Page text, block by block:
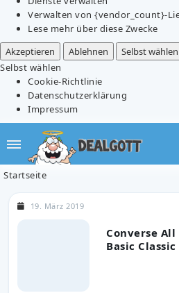
Verwalten von {vendor_count}-
Lese mehr über diese Zwecke
Akzeptieren
Ablehnen Selbst wählen
Selbst wählen
Cookie-Richtlinie
Datenschutzerklärung
Impressum
Startseite
Converse All
Basic
19. März 2019